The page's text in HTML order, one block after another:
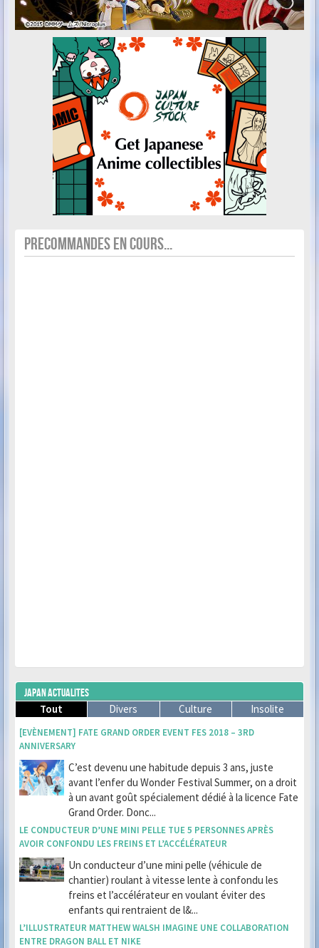
PRECOMMANDES EN COURS...
JAPAN ACTUALITES
Tout
Divers Culture Insolite
[EVÈNEMENT] FATE GRAND ORDER EVENT FES 2018 – 3RD
ANNIVERSARY
C’est devenu une habitude depuis 3 ans, juste
avant l’enfer du Wonder Festival Summer, on a droit
à un avant goût spécialement dédié à la licence Fate
Grand Order. Donc...
LE CONDUCTEUR D’UNE MINI PELLE TUE 5 PERSONNES APRÈS
AVOIR CONFONDU LES FREINS ET L’ACCÉLÉRATEUR
Un conducteur d’une mini pelle (véhicule de
chantier) roulant à vitesse lente à confondu les
freins et l’accélérateur en voulant éviter des
enfants qui rentraient de l&...
L’ILLUSTRATEUR MATTHEW WALSH IMAGINE UNE COLLABORATION
ENTRE DRAGON BALL ET NIKE